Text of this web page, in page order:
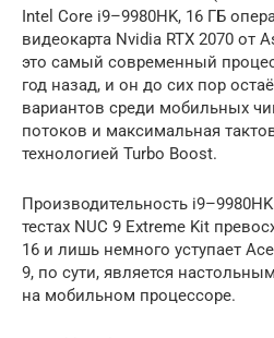
Intel Core i9–9980HK, 16 ГБ
видеокарта Nvidia RTX 2070 от
это самый современный
год назад, и он до сих пор
вариантов среди мобильных
потоков и максимальная
технологией Turbo Boost.
Производительность
тестах NUC 9 Extreme Kit
16 и лишь немного уступает
9, по сути, является
на мобильном процессоре.